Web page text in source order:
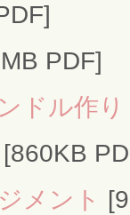
PDF]
ドル作り
[860KB
メント